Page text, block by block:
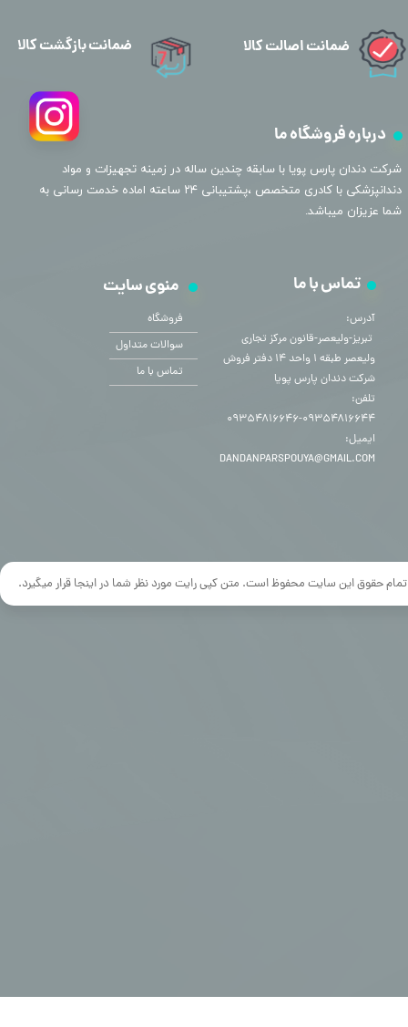
تمام حقوق این سایت محفوظ است. متن کپی رایت مورد نظر شما در اینجا قرار میگیرد.
درباره فروشگاه ما
​شرکت دندان پارس پویا با سابقه چندین ساله در زمینه تجهیزات و مواد
دندانپزشکی با کادری متخصص ،پشتیبانی ۲۴ ساعته اماده خدمت رسانی به
شما عزیزان میباشد.
منوی سایت
فروشگاه
سوالات متداول
تماس با ما
تماس با ما
آدرس:
​​​​​​​ تبریز-ولیعصر-قانون مرکز تجاری
ولیعصر طبقه ۱ واحد ۱۴ دفتر فروش
شرکت دندان پارس پویا
تلفن:
۰۹۳۵۴۸۱۶۶۴۴-۰۹۳۵۴۸۱۶۶۴۶
ایمیل:
DANDANPARSPOUYA@GMAIL.COM
ضمانت اصالت کالا ضمانت بازگشت کالا